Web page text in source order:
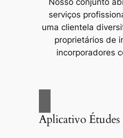
Nosso conjunto
serviços
uma clientela
proprietários de
incorporadores
Aplicativo